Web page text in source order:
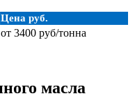
Цена руб.
от 3400 руб/тонна
масла